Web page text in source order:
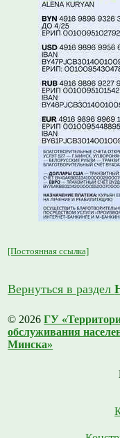
[Постоянная ссылка]
Вернуться в раздел
© 2026ГУ
обслуживания
Минска»